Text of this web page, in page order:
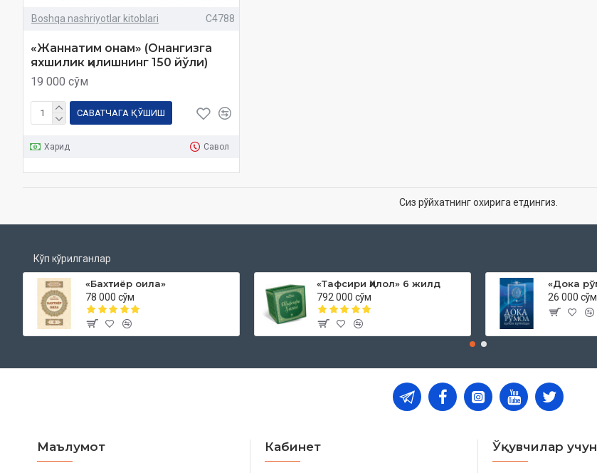
Boshqa nashriyotlar kitoblari C4788
«Жаннатим онам» (Онангизга
яхшилик қилишнинг 150 йўли)
19 000 сўм
САВАТЧАГА ҚЎШИШ
Харид Савол
Сиз рўйхатнинг охирига етдингиз.
Кўп кўрилганлар
«Бахтиёр оила»
78 000 сўм
«Тафсири Ҳилол» 6 жилд
792 000 сўм
26 000 сўм
Маълумот Кабинет Ўқувчилар учун